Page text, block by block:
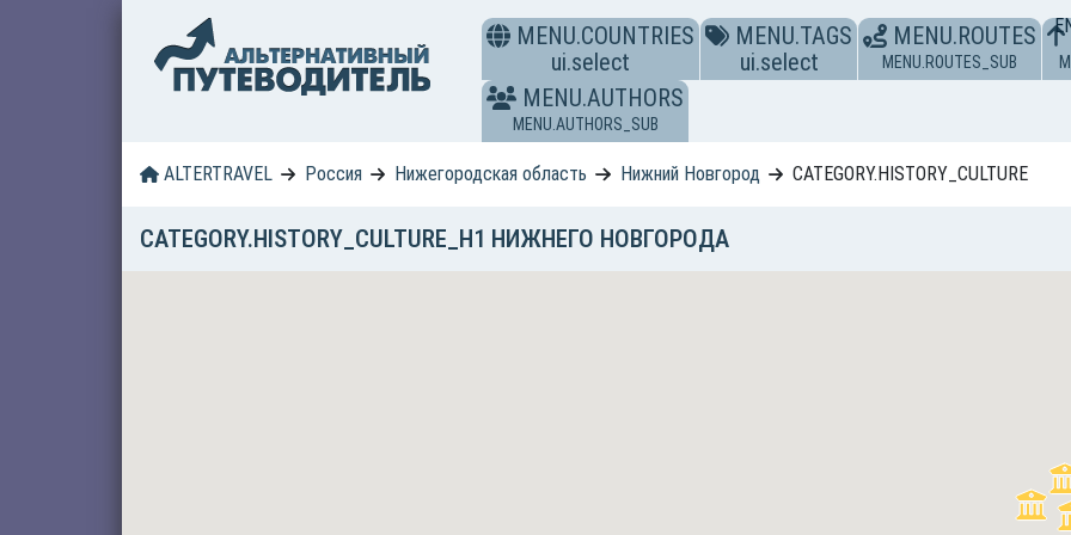
MENU.COUNTRIES
ui.select
MENU.TAGS
ui.select
MENU.ROUTES
MENU.ROUTES_SUB
MENU.AUTHORS
MENU.AUTHORS_SUB
ALTERTRAVEL Россия Нижегородская область Нижний Новгород CATEGORY.HISTORY_CULTURE
CATEGORY.HISTORY_CULTURE_H1 НИЖНЕГО НОВГОРОДА